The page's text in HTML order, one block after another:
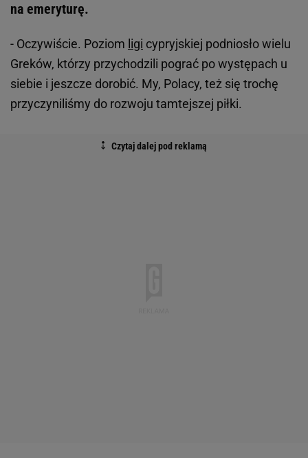
na emeryturę.
- Oczywiście. Poziom ligi cypryjskiej podniosło wielu
Greków, którzy przychodzili pograć po występach u
siebie i jeszcze dorobić. My, Polacy, też się trochę
przyczyniliśmy do rozwoju tamtejszej piłki.